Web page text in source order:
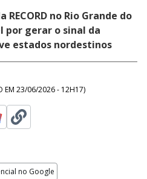
no Rio Grande do
por gerar o sinal da
estados nordestinos
EM 23/06/2026 - 12H17)
no Google